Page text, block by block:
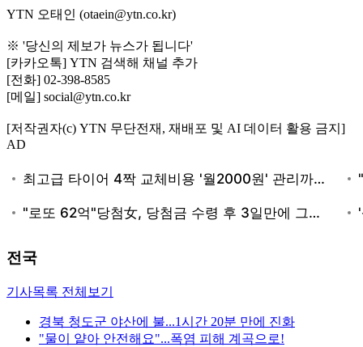
YTN 오태인 (otaein@ytn.co.kr)
※ '당신의 제보가 뉴스가 됩니다'
[카카오톡] YTN 검색해 채널 추가
[전화] 02-398-8585
[메일] social@ytn.co.kr
[저작권자(c) YTN 무단전재, 재배포 및 AI 데이터 활용 금지]
AD
전국
기사목록 전체보기
경북 청도군 야산에 불...1시간 20분 만에 진화
"물이 얕아 안전해요"...폭염 피해 계곡으로!